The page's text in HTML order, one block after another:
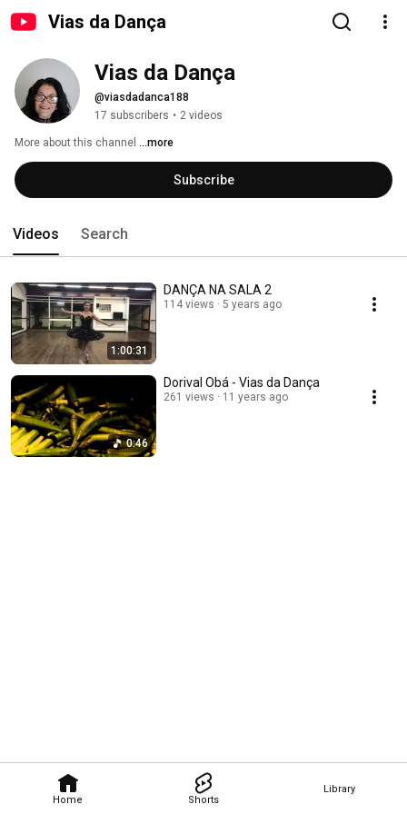
Vias da Dança
Home Shorts
Library
Vias da Dança
@viasdadanca188
17 subscribers • 2 videos
More about this channel ...more
Subscribe
Videos Search
1:00:31
DANÇA NA SALA 2
114 views 5 years ago
0:46
Dorival Obá - Vias da Dança
261 views 11 years ago